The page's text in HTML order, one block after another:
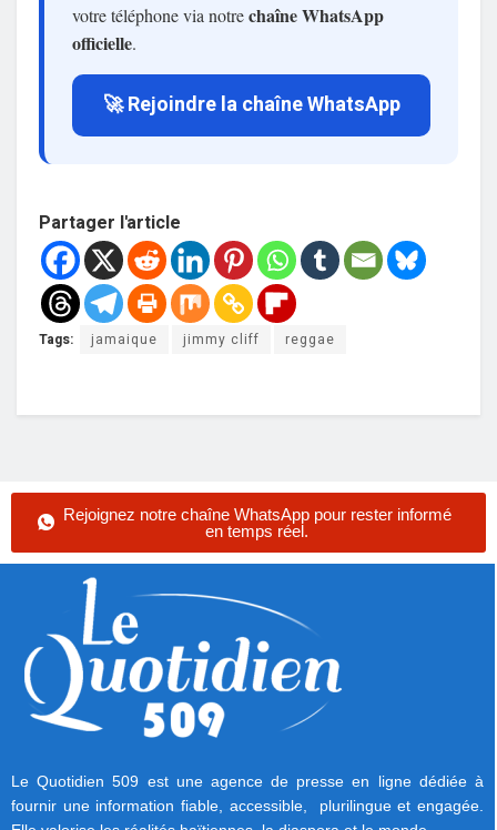
votre téléphone via notrechaîne WhatsApp
officielle.
🚀 Rejoindre la chaîne WhatsApp
Partager l'article
Tags: jamaique jimmy cliff reggae
Rejoignez notre chaîne WhatsApp pour rester informé
en temps réel.
Le Quotidien 509 est une agence de presse en ligne dédiée à
fournir une information fiable, accessible, plurilingue et engagée.